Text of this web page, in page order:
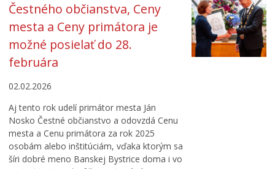
Čestného občianstva, Ceny
mesta a Ceny primátora je
možné posielať do 28.
februára
02.02.2026
Aj tento rok udelí primátor mesta Ján
Nosko Čestné občianstvo a odovzdá Cenu
mesta a Cenu primátora za rok 2025
osobám alebo inštitúciám, vďaka ktorým sa
šíri dobré meno Banskej Bystrice doma i vo